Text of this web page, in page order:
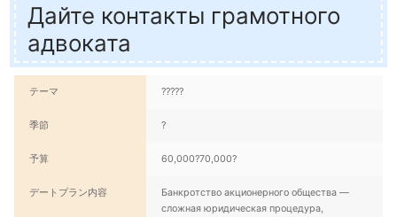
Дайте контакты грамотного
адвоката
テーマ ?????
季節 ?
予算 60,000?70,000?
デートプラン内容
Банкротство акционерного общества —
сложная юридическая процедура,